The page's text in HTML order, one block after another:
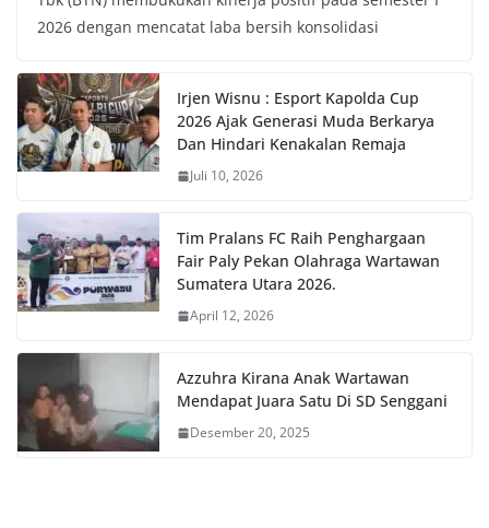
2026 dengan mencatat laba bersih konsolidasi
Irjen Wisnu : Esport Kapolda Cup
2026 Ajak Generasi Muda Berkarya
Dan Hindari Kenakalan Remaja
Juli 10, 2026
Tim Pralans FC Raih Penghargaan
Fair Paly Pekan Olahraga Wartawan
Sumatera Utara 2026.
April 12, 2026
Azzuhra Kirana Anak Wartawan
Mendapat Juara Satu Di SD Senggani
Desember 20, 2025